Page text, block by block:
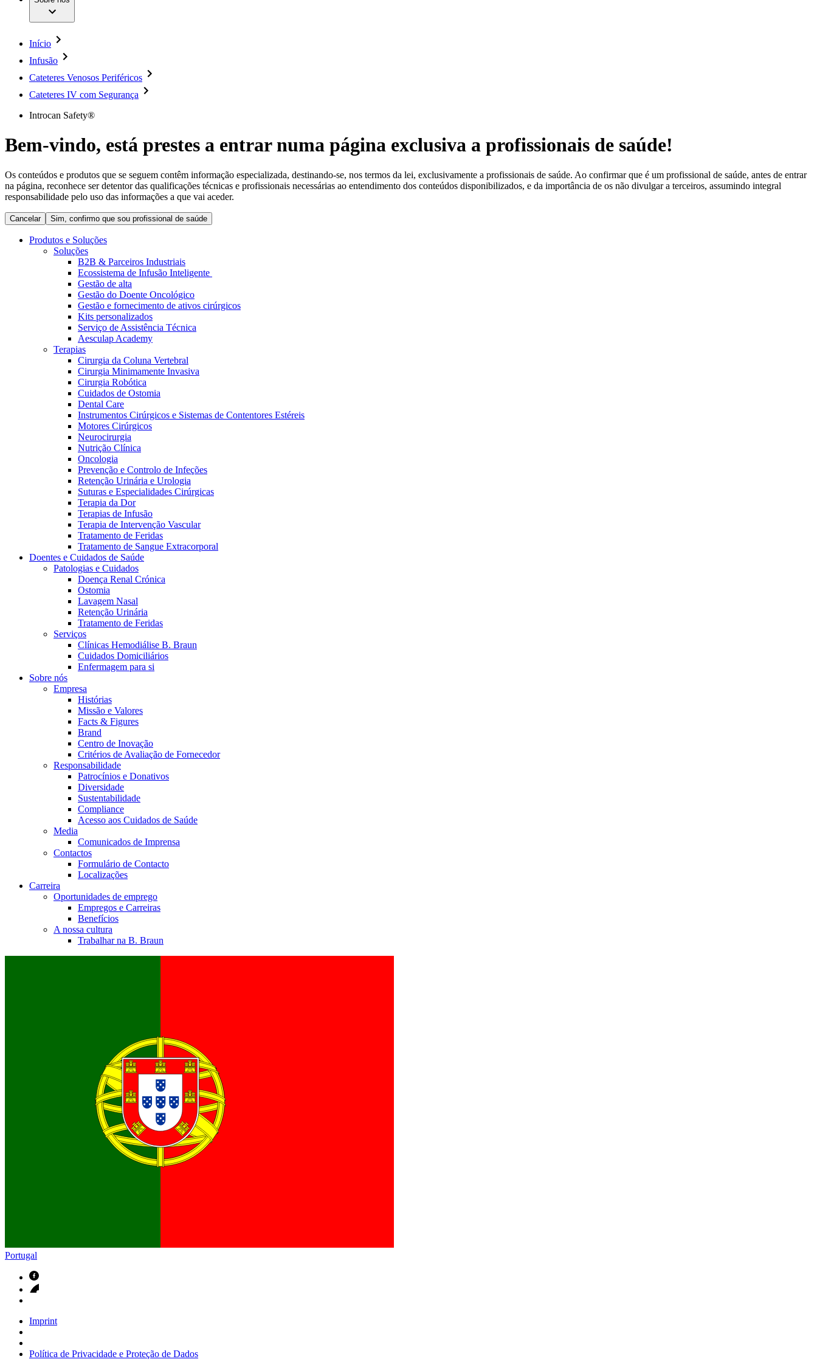
Neurocirurgia
Nutrição Clínica
Oncologia
Prevenção e Controlo de Infeções
Retenção Urinária e Urologia
Terapia da Dor
Terapias de Infusão
Tratamento de Feridas
Tratamento de Sangue Extracorporal
Soluções
Catálogo de Produtos
Encontre o produto que procura. Visite o catálogo de produtos da B. Braun com o nosso portfólio completo.
Patologias e Cuidados
Serviços
Cuidados Domiciliários
Coordenamos os seus cuidados médicos quando recebe alta do hospital. Para mais informações, visite a nossa página de cuidados domiciliários.
A nossa cultura
Vagas disponíveis
Descubra as tuas oportunidades de carreira na B. Braun. Pesquise no nosso mercado de trabalho global por perfis de trabalho interessantes.
Media
Comunicados de Imprensa
Contactos
Formulário de Contacto
Localizações
Responsabilidade
Media
Contactos
Centro de Inovação
Vamos impulsionar juntos a inovação na tecnologia médica. Saiba mais sobre o nosso centro de inovação e apresente a sua ideia.
Em diálogo com a B. Braun. Entre em contacto connosco
Início
Infusão
Cateteres Venosos Periféricos
Cateteres IV com Segurança
Introcan Safety®
Bem-vindo, está prestes a entrar numa página exclusiva a profissionais de saúde!
Os conteúdos e produtos que se seguem contêm informação especializada, destinando-se, nos termos da lei, exclusivamente a profissionais de saúde. Ao confirmar que é um profissional de saúde, antes de entrar
na página, reconhece ser detentor das qualificações técnicas e profissionais necessárias ao entendimento dos conteúdos disponibilizados, e da importância de os não divulgar a terceiros, assumindo integral
responsabilidade pelo uso das informações a que vai aceder.
Cancelar Sim, confirmo que sou profissional de saúde
Produtos e Soluções
Soluções
B2B & Parceiros Industriais
Ecossistema de Infusão Inteligente
Gestão de alta
Gestão do Doente Oncológico
Gestão e fornecimento de ativos cirúrgicos
Kits personalizados
Serviço de Assistência Técnica
Aesculap Academy
Terapias
Cirurgia da Coluna Vertebral
Cirurgia Minimamente Invasiva
Cirurgia Robótica
Cuidados de Ostomia
Dental Care
Instrumentos Cirúrgicos e Sistemas de Contentores Estéreis
Motores Cirúrgicos
Neurocirurgia
Nutrição Clínica
Oncologia
Prevenção e Controlo de Infeções
Retenção Urinária e Urologia
Suturas e Especialidades Cirúrgicas
Terapia da Dor
Terapias de Infusão
Terapia de Intervenção Vascular
Tratamento de Feridas
Tratamento de Sangue Extracorporal
Doentes e Cuidados de Saúde
Patologias e Cuidados
Doença Renal Crónica
Ostomia
Lavagem Nasal
Retenção Urinária
Tratamento de Feridas
Serviços
Clínicas Hemodiálise B. Braun
Cuidados Domiciliários
Enfermagem para si
Sobre nós
Empresa
Histórias
Missão e Valores
Facts & Figures
Brand
Centro de Inovação
Critérios de Avaliação de Fornecedor
Responsabilidade
Patrocínios e Donativos
Diversidade
Sustentabilidade
Compliance
Acesso aos Cuidados de Saúde
Media
Comunicados de Imprensa
Contactos
Formulário de Contacto
Localizações
Carreira
Oportunidades de emprego
Empregos e Carreiras
Benefícios
A nossa cultura
Trabalhar na B. Braun
Portugal
Imprint
Política de Privacidade e Proteção de Dados